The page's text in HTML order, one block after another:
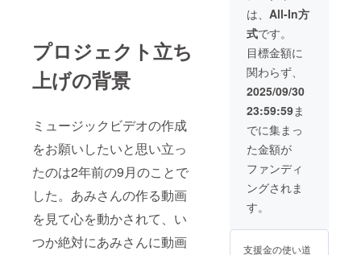
プロジェクト立ち
上げの背景
ミュージックビデオの作成
をお願いしたいと思い立っ
たのは2年前の9月のことで
した。あみさんの作る動画
を見て心を動かされて、い
つか絶対にあみさんに動画
または
ニック
ネーム
を記載
してく
ださ
い）
は、 All-In方
式です。
目標金額に
関わらず、
2025/09/30
23:59:59ま
でに集まっ
た金額が
ファンディ
ングされま
す。
支援金の使い道